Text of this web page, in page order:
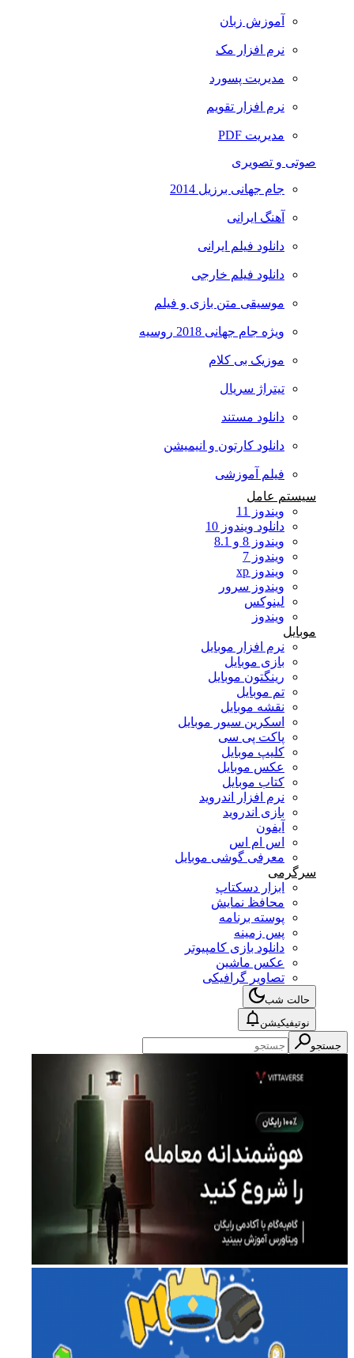
آموزش زبان
نرم افزار مک
مدیریت پسورد
نرم افزار تقویم
مدیریت PDF
صوتی و تصویری
جام جهانی برزیل 2014
آهنگ ایرانی
دانلود فیلم ایرانی
دانلود فیلم خارجی
موسیقی متن بازی و فیلم
ویژه جام جهانی 2018 روسیه
موزیک بی کلام
تیتراژ سریال
دانلود مستند
دانلود کارتون و انیمیشن
فیلم آموزشی
سیستم عامل
ویندوز 11
دانلود ویندوز 10
ویندوز 8 و 8.1
ویندوز 7
ویندوز xp
ویندوز سرور
لینوکس
ویندوز
موبایل
نرم افزار موبایل
بازی موبایل
رینگتون موبایل
تم موبایل
نقشه موبایل
اسکرین سیور موبایل
پاکت پی سی
کلیپ موبایل
عکس موبایل
کتاب موبایل
نرم افزار اندروید
بازی اندروید
آیفون
اس ام اس
معرفی گوشی موبایل
سرگرمی
ابزار دسکتاپ
محافظ نمایش
پوسته برنامه
پس زمینه
دانلود بازی کامپیوتر
عکس ماشین
تصاویر گرافیکی
حالت شب
نوتیفیکیشن
جستجو